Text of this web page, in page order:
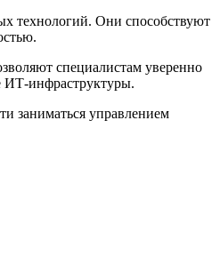
технологий. Они способствуют
специалистам уверенно
ИТ-инфраструктуры.
заниматься управлением